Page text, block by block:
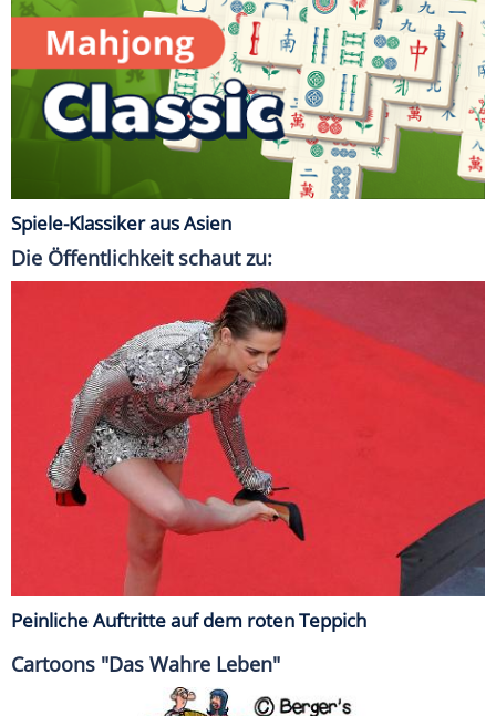
Spiele-Klassiker aus Asien
Die Öffentlichkeit schaut zu:
Peinliche Auftritte auf dem roten Teppich
Cartoons "Das Wahre Leben"